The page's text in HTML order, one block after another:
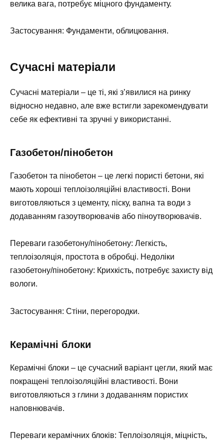
велика вага, потребує міцного фундаменту.
Застосування: Фундаменти, облицювання.
Сучасні матеріали
Сучасні матеріали – це ті, які з’явилися на ринку
відносно недавно, але вже встигли зарекомендувати
себе як ефективні та зручні у використанні.
Газобетон/пінобетон
Газобетон та пінобетон – це легкі пористі бетони, які
мають хороші теплоізоляційні властивості. Вони
виготовляються з цементу, піску, вапна та води з
додаванням газоутворювачів або піноутворювачів.
Переваги газобетону/пінобетону: Легкість,
теплоізоляція, простота в обробці. Недоліки
газобетону/пінобетону: Крихкість, потребує захисту від
вологи.
Застосування: Стіни, перегородки.
Керамічні блоки
Керамічні блоки – це сучасний варіант цегли, який має
покращені теплоізоляційні властивості. Вони
виготовляються з глини з додаванням пористих
наповнювачів.
Переваги керамічних блоків: Теплоізоляція, міцність,